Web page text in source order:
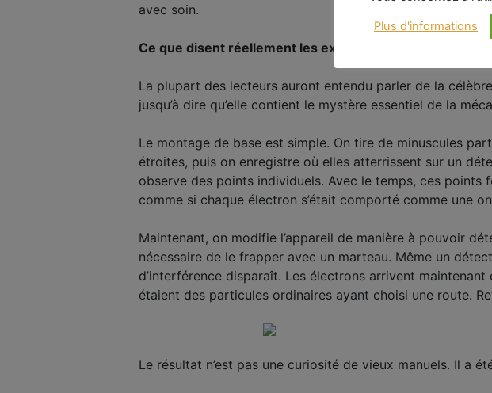
avec soin.
Ce que disent réellement les expériences quantiques
La plupart des lecteurs auront entendu parler de la
jusqu’à dire qu’elle contient le mystère essentiel de la
Le montage de base est simple. On tire de minuscules
étroites, puis on enregistre où elles atterrissent sur un
observe des points individuels. Avec le temps, ces points
comme si chaque électron s’était comporté comme une
Maintenant, on modifie l’appareil de manière à pouvoir
nécessaire de le frapper avec un marteau. Même un
d’interférence disparaît. Les électrons arrivent
étaient des particules ordinaires ayant choisi une route.
Le résultat n’est pas une curiosité de vieux manuels. Il a
Plus d'informations